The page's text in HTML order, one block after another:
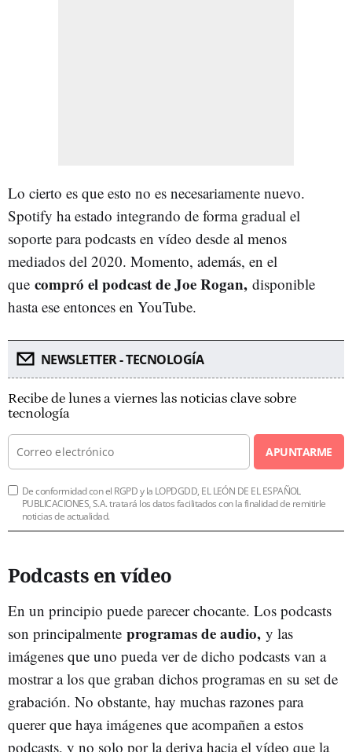
Lo cierto es que esto no es necesariamente nuevo.
Spotify ha estado integrando de forma gradual el
soporte para podcasts en vídeo desde al menos
mediados del 2020. Momento, además, en el
que compró el podcast de Joe Rogan, disponible
hasta ese entonces en YouTube.
NEWSLETTER - TECNOLOGÍA
Recibe de lunes a viernes las noticias clave sobre
tecnología
APUNTARME
De conformidad con el RGPD y la LOPDGDD, EL LEÓN DE EL ESPAÑOL
PUBLICACIONES, S.A. tratará los datos facilitados con la finalidad de remitirle
noticias de actualidad.
Podcasts en vídeo
En un principio puede parecer chocante. Los podcasts
son principalmente programas de audio, y las
imágenes que uno pueda ver de dicho podcasts van a
mostrar a los que graban dichos programas en su set de
grabación. No obstante, hay muchas razones para
querer que haya imágenes que acompañen a estos
podcasts, y no solo por la deriva hacia el vídeo que la